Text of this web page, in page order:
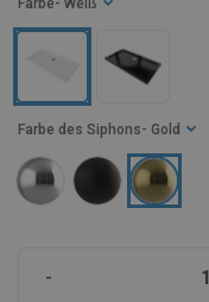
Farbe - Weiß
Farbe des Siphons - Gold
-